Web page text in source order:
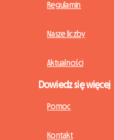
Regulamin
Nasze liczby
Aktualności
Dowiedz się więcej
Pomoc
Kontakt